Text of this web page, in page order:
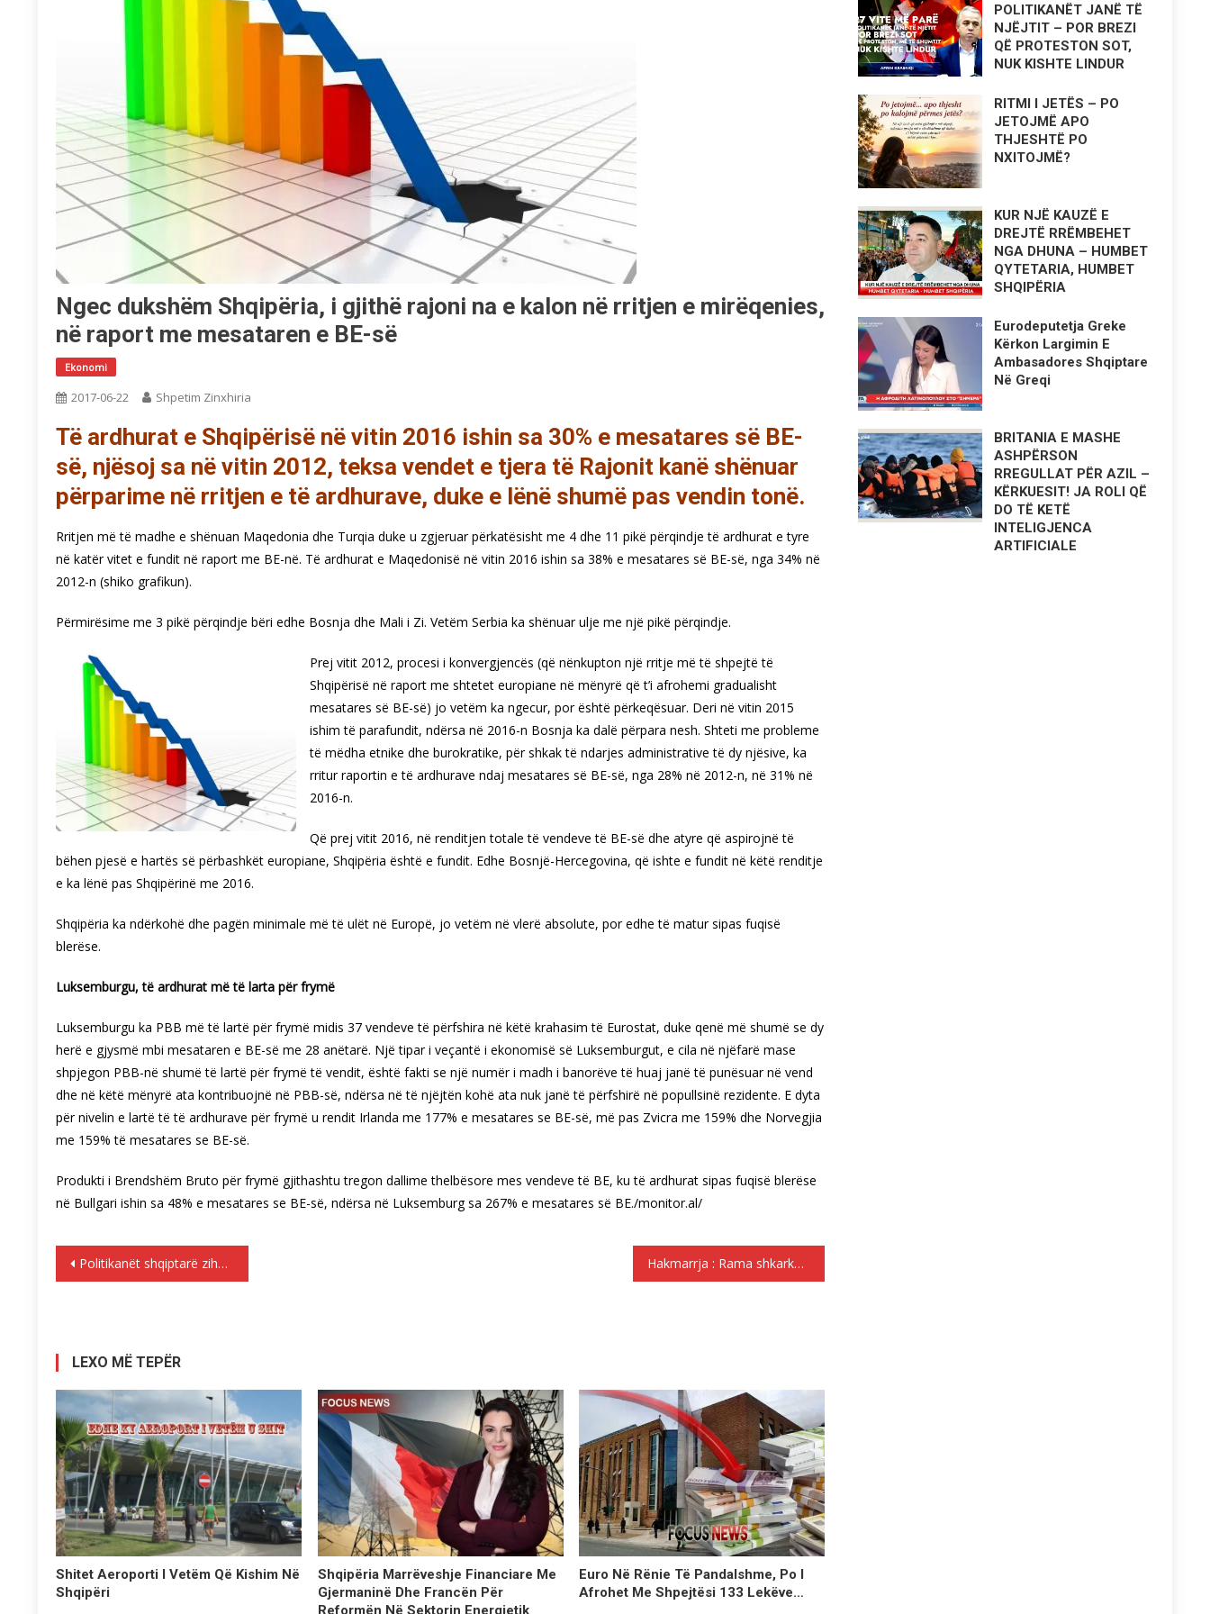
Ngec dukshëm Shqipëria, i gjithë rajoni na e kalon në rritjen e mirëqenies,
në raport me mesataren e BE-së
Ekonomi
2017-06-22 Shpetim Zinxhiria
Të ardhurat e Shqipërisë në vitin 2016 ishin sa 30% e mesatares së BE-
së, njësoj sa në vitin 2012, teksa vendet e tjera të Rajonit kanë shënuar
përparime në rritjen e të ardhurave, duke e lënë shumë pas vendin tonë.
Rritjen më të madhe e shënuan Maqedonia dhe Turqia duke u zgjeruar përkatësisht me 4 dhe 11 pikë përqindje të ardhurat e tyre
në katër vitet e fundit në raport me BE-në. Të ardhurat e Maqedonisë në vitin 2016 ishin sa 38% e mesatares së BE-së, nga 34% në
2012-n (shiko grafikun).
Përmirësime me 3 pikë përqindje bëri edhe Bosnja dhe Mali i Zi. Vetëm Serbia ka shënuar ulje me një pikë përqindje.
Prej vitit 2012, procesi i konvergjencës (që nënkupton një rritje më të shpejtë të
Shqipërisë në raport me shtetet europiane në mënyrë që t’i afrohemi gradualisht
mesatares së BE-së) jo vetëm ka ngecur, por është përkeqësuar. Deri në vitin 2015
ishim të parafundit, ndërsa në 2016-n Bosnja ka dalë përpara nesh. Shteti me probleme
të mëdha etnike dhe burokratike, për shkak të ndarjes administrative të dy njësive, ka
rritur raportin e të ardhurave ndaj mesatares së BE-së, nga 28% në 2012-n, në 31% në
2016-n.
Që prej vitit 2016, në renditjen totale të vendeve të BE-së dhe atyre që aspirojnë të
bëhen pjesë e hartës së përbashkët europiane, Shqipëria është e fundit. Edhe Bosnjë-Hercegovina, që ishte e fundit në këtë renditje
e ka lënë pas Shqipërinë me 2016.
Shqipëria ka ndërkohë dhe pagën minimale më të ulët në Europë, jo vetëm në vlerë absolute, por edhe të matur sipas fuqisë
blerëse.
Luksemburgu, të ardhurat më të larta për frymë
Luksemburgu ka PBB më të lartë për frymë midis 37 vendeve të përfshira në këtë krahasim të Eurostat, duke qenë më shumë se dy
herë e gjysmë mbi mesataren e BE-së me 28 anëtarë. Një tipar i veçantë i ekonomisë së Luksemburgut, e cila në njëfarë mase
shpjegon PBB-në shumë të lartë për frymë të vendit, është fakti se një numër i madh i banorëve të huaj janë të punësuar në vend
dhe në këtë mënyrë ata kontribuojnë në PBB-së, ndërsa në të njëjtën kohë ata nuk janë të përfshirë në popullsinë rezidente. E dyta
për nivelin e lartë të të ardhurave për frymë u rendit Irlanda me 177% e mesatares se BE-së, më pas Zvicra me 159% dhe Norvegjia
me 159% të mesatares se BE-së.
Produkti i Brendshëm Bruto për frymë gjithashtu tregon dallime thelbësore mes vendeve të BE, ku të ardhurat sipas fuqisë blerëse
në Bullgari ishin sa 48% e mesatares se BE-së, ndërsa në Luksemburg sa 267% e mesatares së BE./monitor.al/
Lëvizje
Politikanët shqiptarë zihen për timonin virtual, kompania e prodhimeve automobile hap fabrikë në Maqedoni Hakmarrja : Rama shkarkon zëvendësministrin e LSI
LEXO MË TEPËR
Shitet Aeroporti I Vetëm Që Kishim Në
Shqipëri
Shqipëria Marrëveshje Financiare Me
Gjermaninë Dhe Francën Për
Reformën Në Sektorin Energjetik
Euro Në Rënie Të Pandalshme, Po I
Afrohet Me Shpejtësi 133 Lekëve…
POLITIKANËT JANË TË
NJËJTIT – POR BREZI
QË PROTESTON SOT,
NUK KISHTE LINDUR
RITMI I JETËS – PO
JETOJMË APO
THJESHTË PO
NXITOJMË?
KUR NJË KAUZË E
DREJTË RRËMBEHET
NGA DHUNA – HUMBET
QYTETARIA, HUMBET
SHQIPËRIA
Eurodeputetja Greke
Kërkon Largimin E
Ambasadores Shqiptare
Në Greqi
BRITANIA E MASHE
ASHPËRSON
RREGULLAT PËR AZIL –
KËRKUESIT! JA ROLI QË
DO TË KETË
INTELIGJENCA
ARTIFICIALE